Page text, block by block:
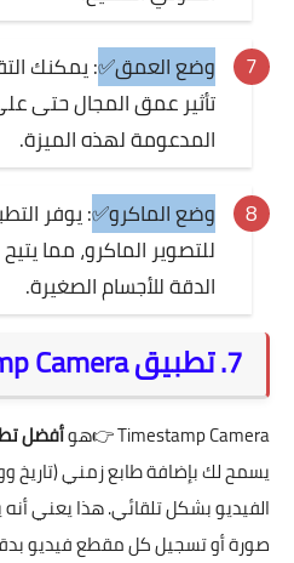
وضع العمق✅: يمكنك
تأثير عمق المجال حتى
المدعومة لهذه الميزة.
وضع الماكرو✅: يوفر
للتصوير الماكرو، مما
الدقة للأجسام الصغيرة.
7. تطبيق Timestamp Camera
Timestamp Camera👉هوأفضل
يسمح لك بإضافة طابع زمني
الفيديو بشكل تلقائي. هذا يعني
صورة أو تسجيل كل مقطع فيديو